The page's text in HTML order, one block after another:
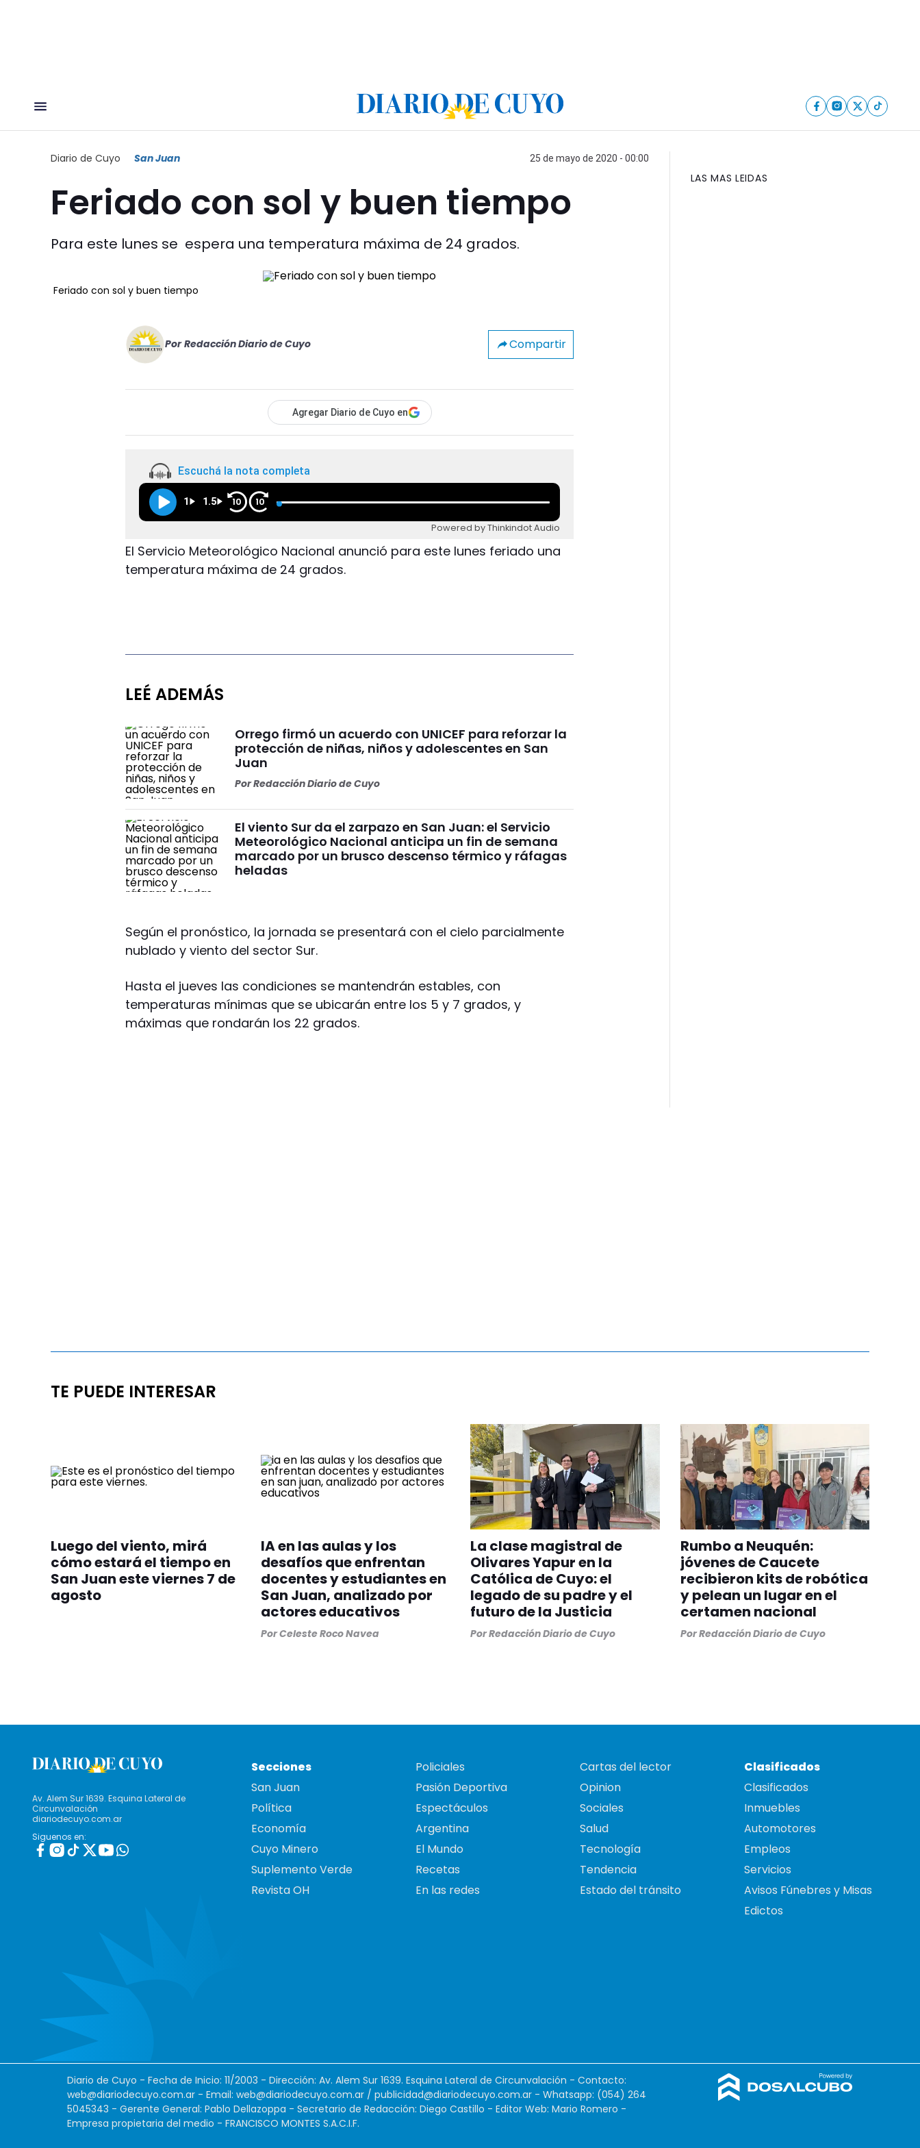
Diario de Cuyo San Juan 25 de mayo de 2020 - 00:00
Feriado con sol y buen tiempo
Para este lunes se espera una temperatura máxima de 24 grados.
Feriado con sol y buen tiempo
Por Redacción Diario de Cuyo Compartir
Agregar Diario de Cuyo en
Escuchá la nota completa
1 1.5 10 10
Powered by Thinkindot Audio
El Servicio Meteorológico Nacional anunció para este lunes feriado una
temperatura máxima de 24 grados.
LEÉ ADEMÁS
Orrego firmó un acuerdo con UNICEF para reforzar la
protección de niñas, niños y adolescentes en San
Juan
PorRedacción Diario de Cuyo
El viento Sur da el zarpazo en San Juan: el Servicio
Meteorológico Nacional anticipa un fin de semana
marcado por un brusco descenso térmico y ráfagas
heladas
Según el pronóstico, la jornada se presentará con el cielo parcialmente
nublado y viento del sector Sur.
Hasta el jueves las condiciones se mantendrán estables, con
temperaturas mínimas que se ubicarán entre los 5 y 7 grados, y
máximas que rondarán los 22 grados.
LAS MAS LEIDAS
TE PUEDE INTERESAR
Luego del viento, mirá
cómo estará el tiempo en
San Juan este viernes 7 de
agosto
IA en las aulas y los
desafíos que enfrentan
docentes y estudiantes en
San Juan, analizado por
actores educativos
PorCeleste Roco Navea
La clase magistral de
Olivares Yapur en la
Católica de Cuyo: el
legado de su padre y el
futuro de la Justicia
PorRedacción Diario de Cuyo
Rumbo a Neuquén:
jóvenes de Caucete
recibieron kits de robótica
y pelean un lugar en el
certamen nacional
PorRedacción Diario de Cuyo
Av. Alem Sur 1639. Esquina Lateral de
Circunvalación
diariodecuyo.com.ar
Siguenos en:
Secciones
San Juan
Política
Economía
Cuyo Minero
Suplemento Verde
Revista OH
Policiales
Pasión Deportiva
Espectáculos
Argentina
El Mundo
Recetas
En las redes
Cartas del lector
Opinion
Sociales
Salud
Tecnología
Tendencia
Estado del tránsito
Clasificados
Clasificados
Inmuebles
Automotores
Empleos
Servicios
Avisos Fúnebres y Misas
Edictos
Diario de Cuyo - Fecha de Inicio: 11/2003 - Dirección: Av. Alem Sur 1639. Esquina Lateral de Circunvalación - Contacto:
web@diariodecuyo.com.ar - Email: web@diariodecuyo.com.ar / publicidad@diariodecuyo.com.ar - Whatsapp: (054) 264
5045343 - Gerente General: Pablo Dellazoppa - Secretario de Redacción: Diego Castillo - Editor Web: Mario Romero -
Empresa propietaria del medio - FRANCISCO MONTES S.A.C.I.F.